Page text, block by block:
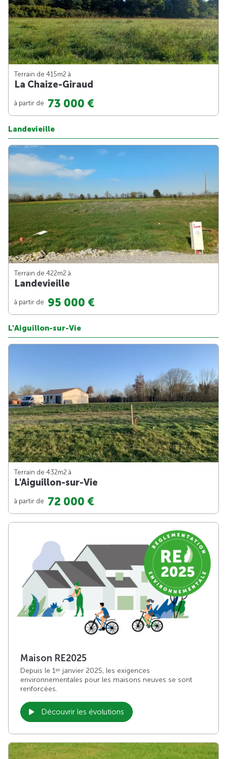
Terrain de 415m2 à
La Chaize-Giraud
à partir de 73 000 €
Landevieille
Terrain de 422m2 à
Landevieille
à partir de 95 000 €
L'Aiguillon-sur-Vie
Terrain de 432m2 à
L'Aiguillon-sur-Vie
à partir de 72 000 €
Maison RE2025
Depuis le 1er janvier 2025, les exigences
environnementales pour les maisons neuves se sont
renforcées.
Découvrir les évolutions